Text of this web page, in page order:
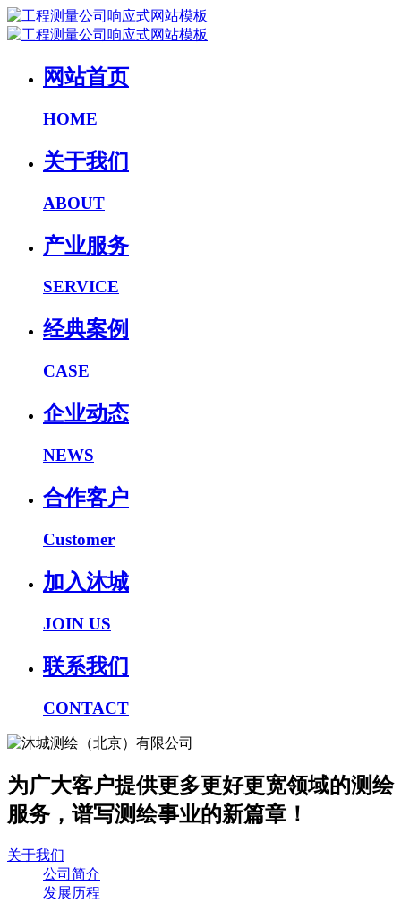
网站首页
HOME
关于我们
ABOUT
产业服务
SERVICE
经典案例
CASE
企业动态
NEWS
合作客户
Customer
加入沐城
JOIN US
联系我们
CONTACT
为广大客户提供更多更好更宽领域的测绘
服务，谱写测绘事业的新篇章！
关于我们
公司简介
发展历程